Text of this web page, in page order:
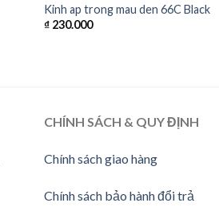
Kinh ap trong mau den 66C Black
₫230.000
CHÍNH SÁCH & QUY ĐỊNH
Chính sách giao hàng
Chính sách bảo hành đổi trả